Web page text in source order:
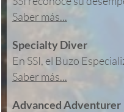
Saber más...
Specialty Diver
En SSI, el Buzo
Saber más...
Advanced Adventurer